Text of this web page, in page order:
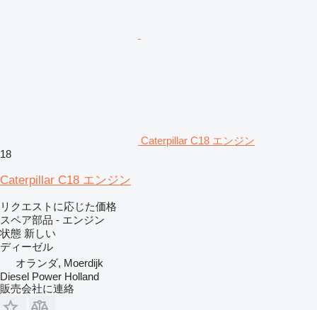
Caterpillar C18 エンジン
18
Caterpillar C18 エンジン
リクエストに応じた価格
スペア部品 - エンジン
状態 新しい
ディーゼル
オランダ, Moerdijk
Diesel Power Holland
販売会社に連絡